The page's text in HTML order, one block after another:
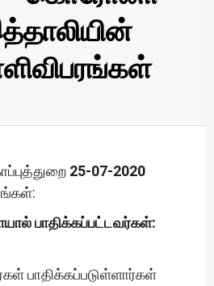
25-07-2020
பாதிக்கப்பட்டவர்கள்:
பாதிக்கப்படுள்ளார்கள்